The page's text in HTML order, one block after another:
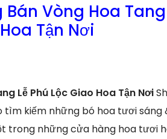
Vòng Hoa Tang
Tận Nơi
Lễ Phú Lộc Giao Hoa Tận Nơi
kiếm những bó hoa tươi sáng
trong những cửa hàng hoa tươi